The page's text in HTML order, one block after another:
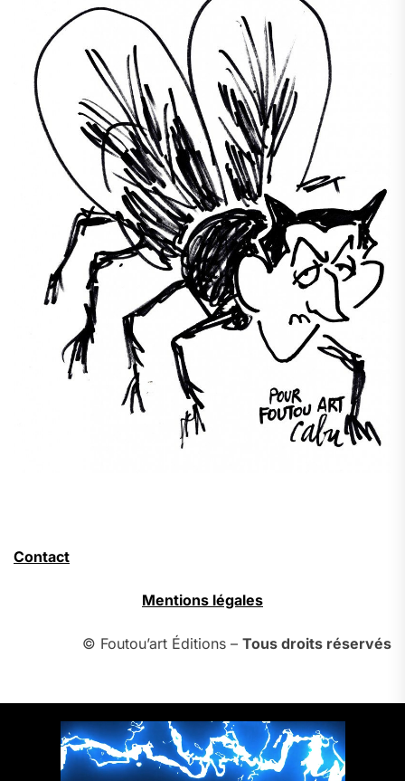
Contact
Mentions légales
© Foutou’art Éditions – Tous droits réservés